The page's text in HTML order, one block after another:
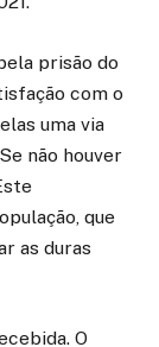
prisão do
com o
uma via
não houver
que
as duras
O